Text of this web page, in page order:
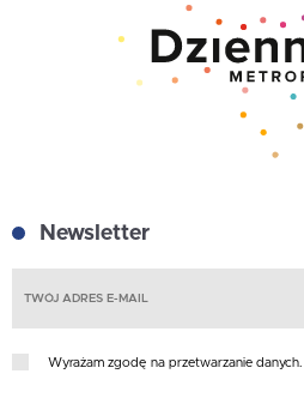
Newsletter
Wyrażam zgodę na przetwarzanie danych.